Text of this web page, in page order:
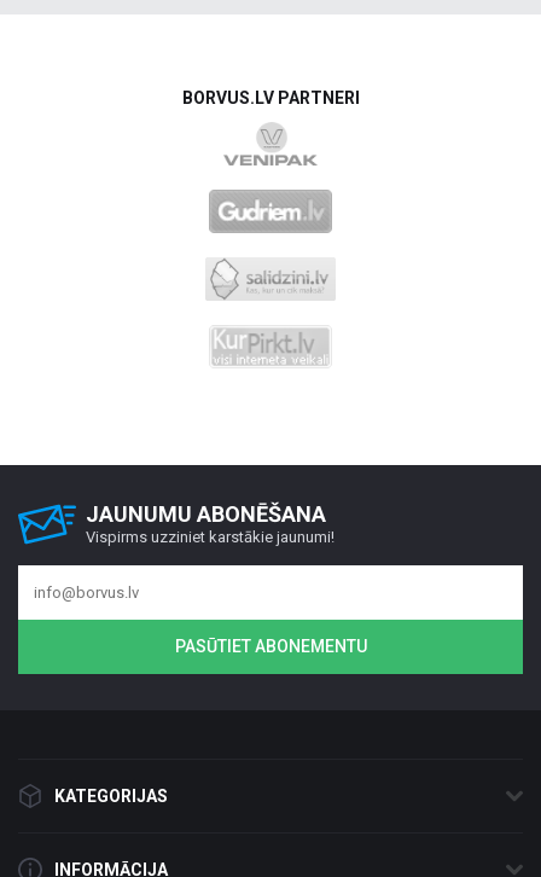
BORVUS.LV PARTNERI
JAUNUMU ABONĒŠANA
Vispirms uzziniet karstākie jaunumi!
PASŪTIET ABONEMENTU
KATEGORIJAS
INFORMĀCIJA